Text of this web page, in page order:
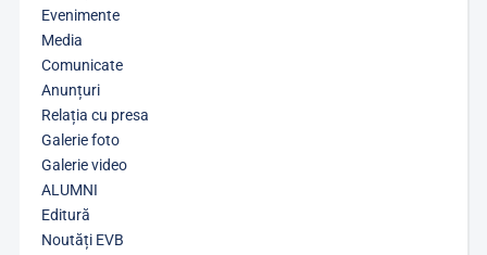
Evenimente
Media
Comunicate
Anunțuri
Relația cu presa
Galerie foto
Galerie video
ALUMNI
Editură
Noutăți EVB